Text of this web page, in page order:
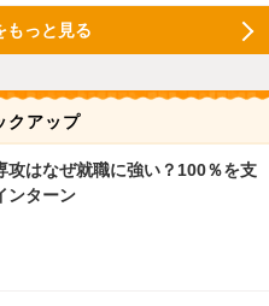
もっと見る
クアップ
攻はなぜ就職に強い？100％を支
ンターン